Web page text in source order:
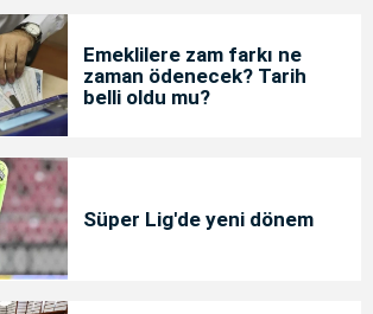
Emeklilere zam farkı ne
zaman ödenecek? Tarih
belli oldu mu?
Süper Lig'de yeni dönem